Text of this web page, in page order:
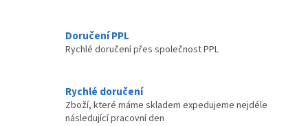
i
s
Doručení PPL
Rychlé doručení přes společnost PPL
Rychlé doručení
Zboží, které máme skladem expedujeme nejdéle
následující pracovní den